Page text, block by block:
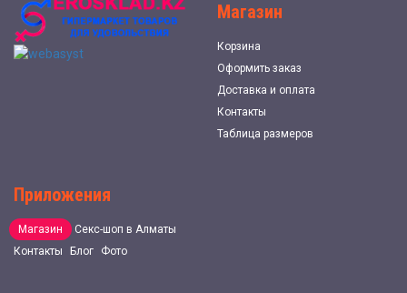
Магазин
Корзина
Оформить заказ
Доставка и оплата
Контакты
Таблица размеров
Приложения
Магазин
Секс-шоп в Алматы
Контакты
Блог Фото